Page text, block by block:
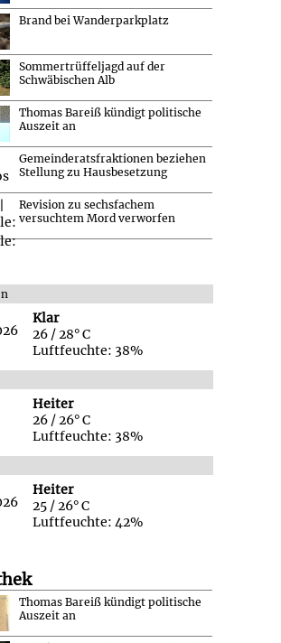
Brand bei Wanderparkplatz
Sommertrüffeljagd auf der
Schwäbischen Alb
Thomas Bareiß kündigt politische
Auszeit an
Gemeinderatsfraktionen beziehen
Stellung zu Hausbesetzung
Revision zu sechsfachem
versuchtem Mord verworfen
Klar
26 / 28° C
Luftfeuchte: 38%
Heiter
26 / 26° C
Luftfeuchte: 38%
Heiter
25 / 26° C
Luftfeuchte: 42%
Thomas Bareiß kündigt politische
Auszeit an